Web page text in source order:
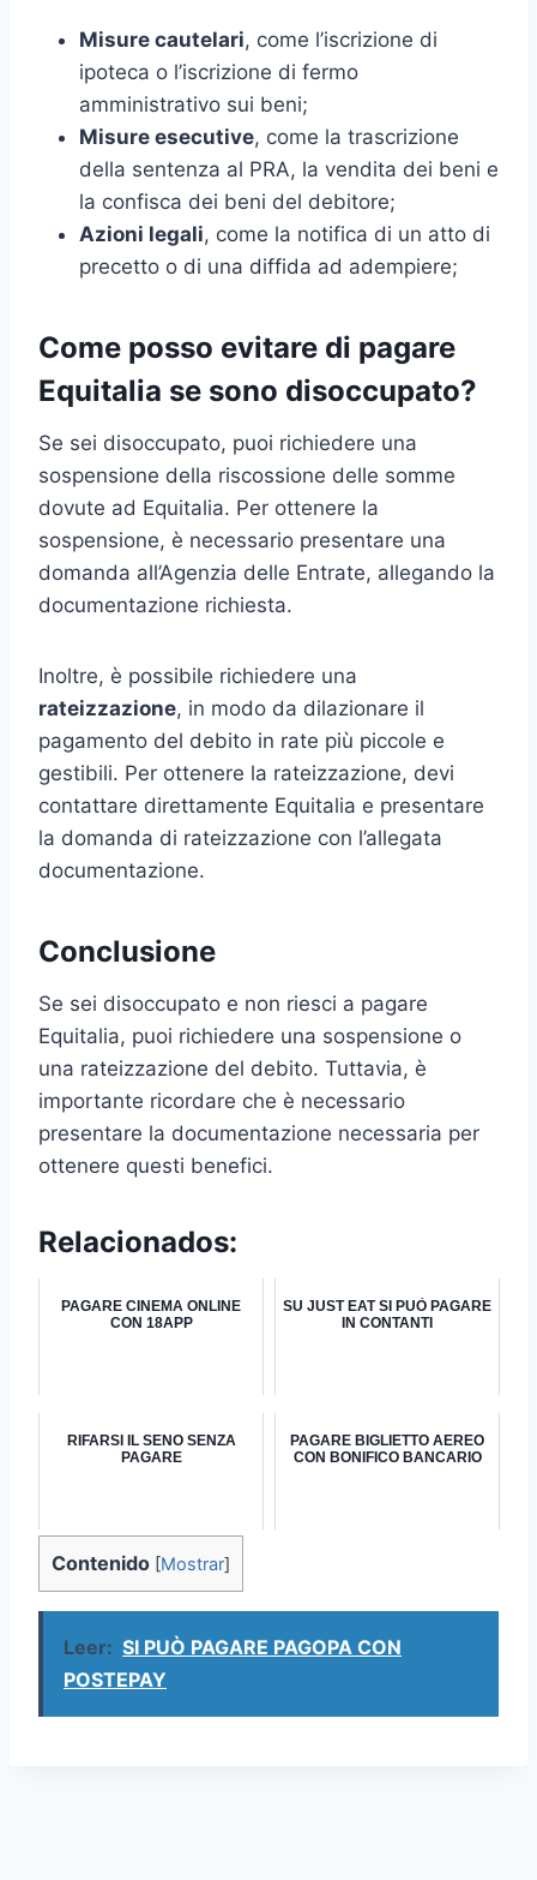
Misure cautelari, come l’iscrizione di
ipoteca o l’iscrizione di fermo
amministrativo sui beni;
Misure esecutive, come la trascrizione
della sentenza al PRA, la vendita dei beni e
la confisca dei beni del debitore;
Azioni legali, come la notifica di un atto di
precetto o di una diffida ad adempiere;
Come posso evitare di pagare
Equitalia se sono disoccupato?
Se sei disoccupato, puoi richiedere una
sospensione della riscossione delle somme
dovute ad Equitalia. Per ottenere la
sospensione, è necessario presentare una
domanda all’Agenzia delle Entrate, allegando la
documentazione richiesta.
Inoltre, è possibile richiedere una
rateizzazione, in modo da dilazionare il
pagamento del debito in rate più piccole e
gestibili. Per ottenere la rateizzazione, devi
contattare direttamente Equitalia e presentare
la domanda di rateizzazione con l’allegata
documentazione.
Conclusione
Se sei disoccupato e non riesci a pagare
Equitalia, puoi richiedere una sospensione o
una rateizzazione del debito. Tuttavia, è
importante ricordare che è necessario
presentare la documentazione necessaria per
ottenere questi benefici.
Relacionados:
PAGARE CINEMA ONLINE
CON 18APP
SU JUST EAT SI PUÒ PAGARE
IN CONTANTI
RIFARSI IL SENO SENZA
PAGARE
PAGARE BIGLIETTO AEREO
CON BONIFICO BANCARIO
Contenido [Mostrar]
Leer: SI PUÒ PAGARE PAGOPA CON
POSTEPAY